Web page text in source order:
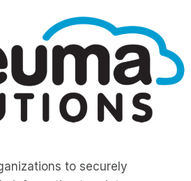
to securely